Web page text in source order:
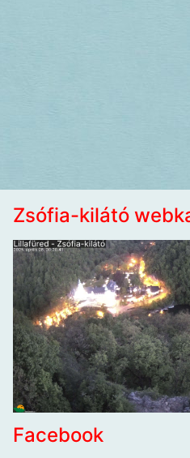
Zsófia-kilátó
Facebook